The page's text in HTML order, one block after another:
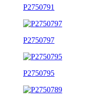
P2750791
P2750797
P2750795